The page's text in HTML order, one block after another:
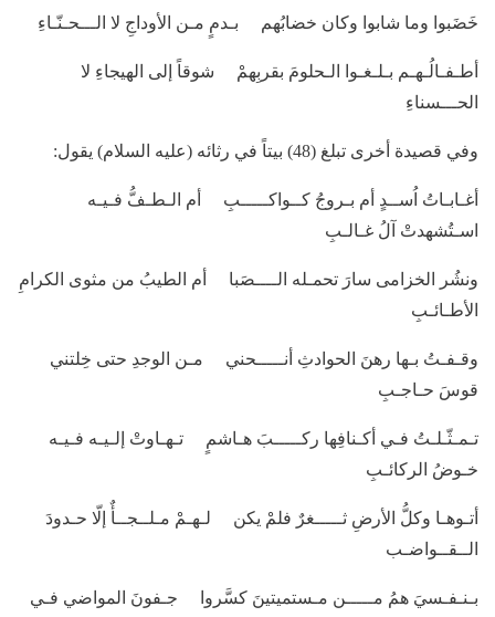
خَضَبوا وما شابوا وكان خضابُهم بـدمٍ مـن الأوداجِ لا الـــحـنّـاءِ
أطـفـالُـهـم بـلـغـوا الـحلومَ بقربِهمْ شوقاً إلى الهيجاءِ لا
الحـــسناءِ
وفي قصيدة أخرى تبلغ (48) بيتاً في رثائه (عليه السلام) يقول:
أغـابـاتُ اُســدٍ أم بـروجُ كــواكـــــبِ أم الـطـفُّ فـيـه
اسـتُشهدتْ آلُ غـالـبِ
ونشُر الخزامى سارَ تحمـله الــــصَبا أم الطيبُ من مثوى الكرامِ
الأطـائـبِ
وقـفـتُ بـها رهنَ الحوادثِ أنـــــحني مـن الوجدِ حتى خِلتني
قوسَ حـاجـبِ
تـمـثّـلـتُ فـي أكـنافِها ركـــــبَ هـاشمٍ تـهـاوتْ إلـيـه فـيـه
خـوضُ الركائـبِ
أتـوهـا وكلُّ الأرضِ ثـــــغرٌ فلمْ يكن لـهـمْ مـلــجــأٌ إلّا حـدودَ
الــقــواضـب
بـنـفـسيَ همُ مـــــن مـستميتينَ كسَّروا جـفونَ المواضي فـي